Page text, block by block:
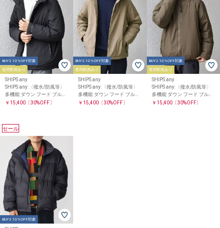
BUY2 10%OFF対象
着用動画あり
SHIPS any
SHIPS any:〈撥水/防風等〉
多機能 ダウン フード ブルゾ
ン 25AW◇
￥15,400〔30%OFF〕
BUY2 10%OFF対象
着用動画あり
SHIPS any
SHIPS any:〈撥水/防風等〉
多機能 ダウン フード ブルゾ
ン 25AW◇
￥15,400 〔30%OFF〕
BUY2 10%OFF対象
着用動画あり
SHIPS any
SHIPS any:〈撥水/防風等〉
多機能 ダウン フード ブルゾ
ン 25AW◇
￥15,400〔30%OFF〕
セール
BUY2 10%OFF対象